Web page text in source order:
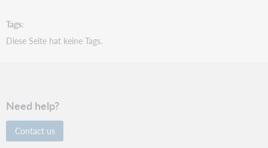
Tags
Diese Seite hat keine Tags.
Need help?
Contact us